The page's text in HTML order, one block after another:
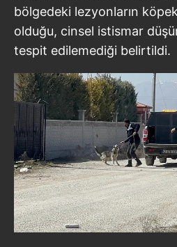
bölgedeki lezyonların köpek
olduğu, cinsel istismar
tespit edilemediği belirtildi.